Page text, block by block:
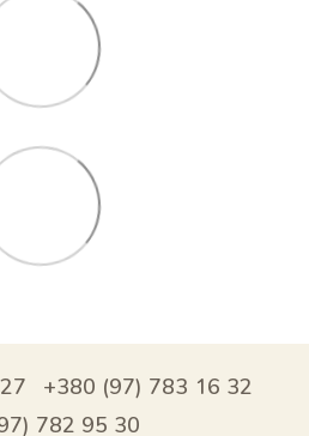
+380 (97) 783 16 32
782 95 30